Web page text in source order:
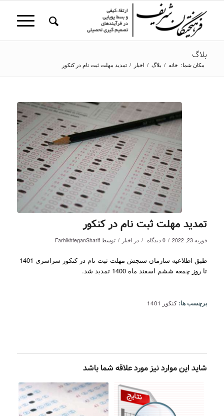
بلاگ
مکان شما: خانه / بلاگ / اخبار / تمدید مهلت ثبت نام در کنکور
تمدید مهلت ثبت نام در کنکور
فوریه 23, 2022 / 0 دیدگاه / در اخبار / توسط FarhikhteganSharif
طبق اطلاعیه سازمان سنجش مهلت ثبت نام در کنکور سراسری 1401
تا روز چمعه ششم اسفند ماه 1400 تمدید شد.
برچسب ها: کنکور 1401
شاید این موارد نیز مورد علاقه شما باشد